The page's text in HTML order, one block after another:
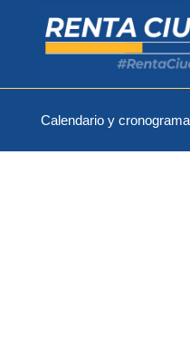
navigation
contentRenta
Ciudadana
y
consulta
Calendario y